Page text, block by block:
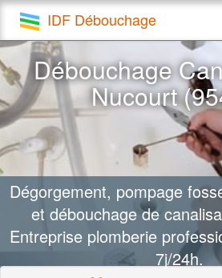
IDF Débouchage
Débouchage
Nucourt
Dégorgement, pompage
et débouchage de
Entreprise plomberie
7j/24h.